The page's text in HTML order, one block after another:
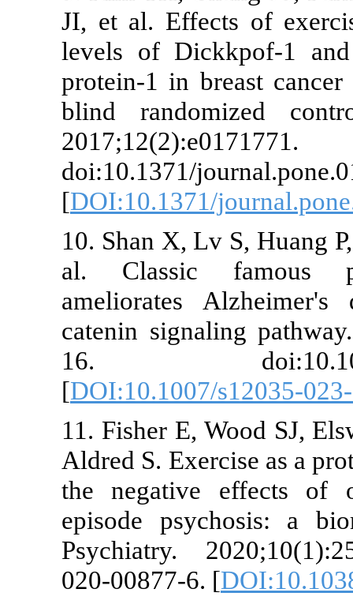
JI, et al.
levels of
protein-1 in
blind
doi:10.1371/
[
10. Shan X,
al.
ameliorates
catenin
16.
[
11. Fisher E,
Aldred S.
the
episode
Psychiatry.
020-00877-6.